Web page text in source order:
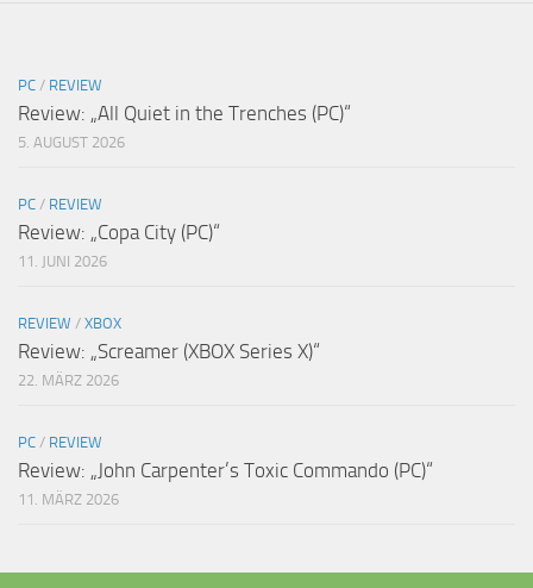
PC / REVIEW
Review: „All Quiet in the Trenches (PC)“
5. AUGUST 2026
PC / REVIEW
Review: „Copa City (PC)“
11. JUNI 2026
REVIEW / XBOX
Review: „Screamer (XBOX Series X)“
22. MÄRZ 2026
PC / REVIEW
Review: „John Carpenter’s Toxic Commando (PC)“
11. MÄRZ 2026